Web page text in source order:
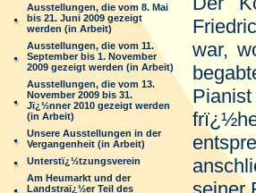
Ausstellungen, die vom 8. Mai
bis 21. Juni 2009 gezeigt
werden (in Arbeit)
Ausstellungen, die vom 11.
September bis 1. November
2009 gezeigt werden (in Arbeit)
Ausstellungen, die vom 13.
November 2009 bis 31.
Jï¿½nner 2010 gezeigt werden
(in Arbeit)
Unsere Ausstellungen in der
Vergangenheit (in Arbeit)
Unterstï¿½tzungsverein
Am Heumarkt und der
Landstraï¿½er Teil des
war,